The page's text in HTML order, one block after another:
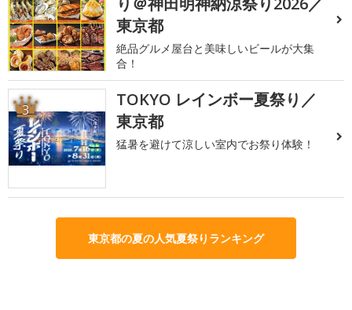
東京都
絶品グルメ屋台と美味しいビールが大集
合！
3
TOKYO レインボー夏祭り／
東京都
猛暑を避けて涼しい室内でお祭り体験！
東京都の夏の人気夏祭りランキング